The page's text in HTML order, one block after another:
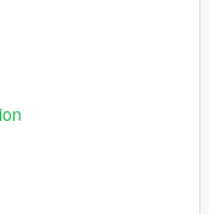
version and Replace